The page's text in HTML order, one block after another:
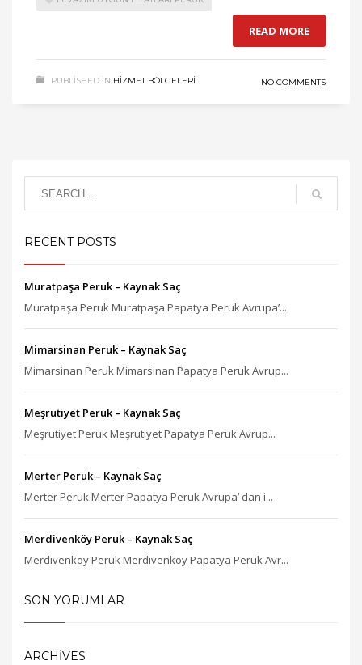
READ MORE
PUBLISHED IN HIZMET BÖLGELERI NO COMMENTS
RECENT POSTS
Muratpaşa Peruk – Kaynak Saç
Muratpaşa Peruk Muratpaşa Papatya Peruk Avrupa’...
Mimarsinan Peruk – Kaynak Saç
Mimarsinan Peruk Mimarsinan Papatya Peruk Avrup...
Meşrutiyet Peruk – Kaynak Saç
Meşrutiyet Peruk Meşrutiyet Papatya Peruk Avrup...
Merter Peruk – Kaynak Saç
Merter Peruk Merter Papatya Peruk Avrupa’ dan i...
Merdivenköy Peruk – Kaynak Saç
Merdivenköy Peruk Merdivenköy Papatya Peruk Avr...
SON YORUMLAR
ARCHIVES